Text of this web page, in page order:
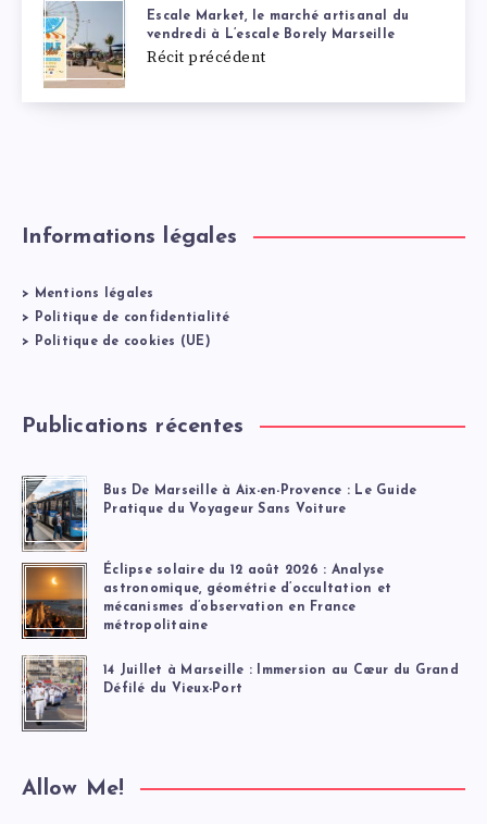
Escale Market, le marché artisanal du
vendredi à L’escale Borely Marseille
Récit précédent
Informations légales
>
Mentions légales
>
Politique de confidentialité
>
Politique de cookies (UE)
Publications récentes
Bus De Marseille à Aix-en-Provence : Le Guide
Pratique du Voyageur Sans Voiture
Éclipse solaire du 12 août 2026 : Analyse
astronomique, géométrie d’occultation et
mécanismes d’observation en France
métropolitaine
14 Juillet à Marseille : Immersion au Cœur du Grand
Défilé du Vieux-Port
Allow Me!